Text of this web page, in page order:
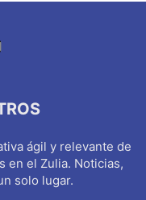
ágil y relevante de
en el Zulia. Noticias,
solo lugar.